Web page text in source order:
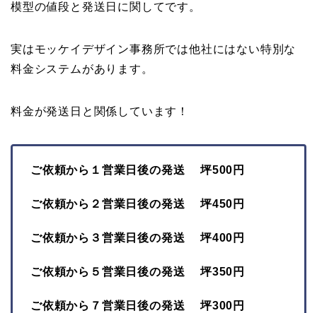
模型の値段と発送日に関してです。
実はモッケイデザイン事務所では他社にはない特別な
料金システムがあります。
料金が発送日と関係しています！
ご依頼から１営業日後の発送 坪500円
ご依頼から２営業日後の発送 坪450円
ご依頼から３営業日後の発送 坪400円
ご依頼から５営業日後の発送 坪350円
ご依頼から７営業日後の発送 坪300円